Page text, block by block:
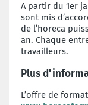
A partir du 1er
sont mis
de l’horeca
an. Chaque
travailleurs.
Plus
L’offre de